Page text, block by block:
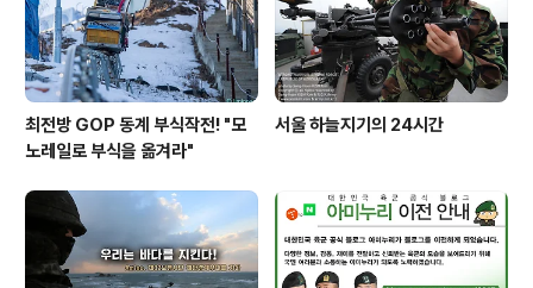
최전방 GOP 동계 부식작전! "모
노레일로 부식을 옮겨라"
서울 하늘지기의 24시간